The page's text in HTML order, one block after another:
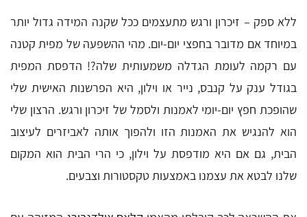
ללא ספק – זיכרון ורגש מתעצמים ככל שקנה המידה גדול יותר
במיוחד אם מדובר בחפצי יום-יום. מהי ההשפעה של מפית קטנה
עם רקמה לעומת הגדלה משמעותית שלה?! הדפסת המפית
בגודל ענק על קנבס, נייר או וילון, היא הפרשנות האישית שלי
שהופכת חפץ יום-יומי לאמנות ולסמל של זיכרון ורגש. הרצון שלי
הוא להנגיש את האמנות הזו ולהפוך אותה לאביזרים לעיצוב
הבית, גם אם היא מודפסת על וילון, כי הרי הבית הוא המקום
שלנו לבטא את עצמנו באמצעות טקסטורות וצבעים.